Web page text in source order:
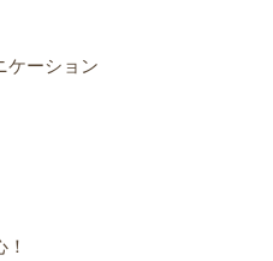
ケーション